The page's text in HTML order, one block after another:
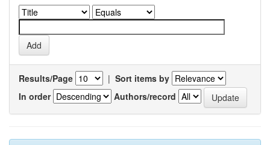
Results/Page | Sort items by
In order
Authors/record